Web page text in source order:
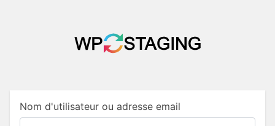
Nom d'utilisateur ou adresse email